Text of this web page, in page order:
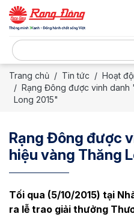
Trang chủ Tin tức
Hoạt
Rạng Đông được vinh danh
Long 2015"
Rạng Đông được
hiệu vàng Thăng
Tối qua (5/10/2015) tại
ra lễ trao giải thưởng